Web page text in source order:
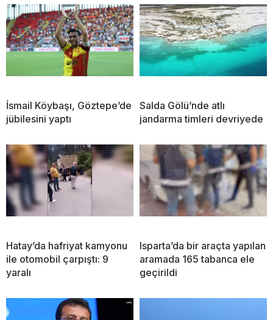
İsmail Köybaşı, Göztepe’de
jübilesini yaptı
Salda Gölü’nde atlı
jandarma timleri devriyede
Hatay’da hafriyat kamyonu
ile otomobil çarpıştı: 9
yaralı
Isparta’da bir araçta yapılan
aramada 165 tabanca ele
geçirildi